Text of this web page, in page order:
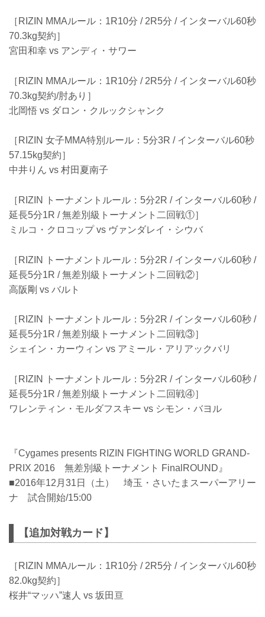
［RIZIN MMAルール：1R10分 / 2R5分 / インターバル60秒
70.3kg契約］
宮田和幸 vs アンディ・サワー
［RIZIN MMAルール：1R10分 / 2R5分 / インターバル60秒
70.3kg契約/肘あり］
北岡悟 vs ダロン・クルックシャンク
［RIZIN 女子MMA特別ルール：5分3R / インターバル60秒
57.15kg契約］
中井りん vs 村田夏南子
［RIZIN トーナメントルール：5分2R / インターバル60秒 /
延長5分1R / 無差別級トーナメント二回戦①］
ミルコ・クロコップ vs ヴァンダレイ・シウバ
［RIZIN トーナメントルール：5分2R / インターバル60秒 /
延長5分1R / 無差別級トーナメント二回戦②］
高阪剛 vs バルト
［RIZIN トーナメントルール：5分2R / インターバル60秒 /
延長5分1R / 無差別級トーナメント二回戦③］
シェイン・カーウィン vs アミール・アリアックバリ
［RIZIN トーナメントルール：5分2R / インターバル60秒 /
延長5分1R / 無差別級トーナメント二回戦④］
ワレンティン・モルダフスキー vs シモン・バヨル
『Cygames presents RIZIN FIGHTING WORLD GRAND-
PRIX 2016 無差別級トーナメント FinalROUND』
■2016年12月31日（土） 埼玉・さいたまスーパーアリー
ナ 試合開始/15:00
【追加対戦カード】
［RIZIN MMAルール：1R10分 / 2R5分 / インターバル60秒
82.0kg契約］
桜井“マッハ”速人 vs 坂田亘